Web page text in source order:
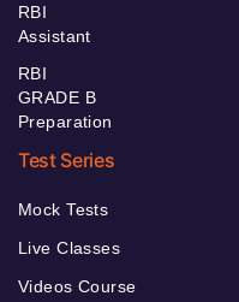
RBI
Assistant
RBI
GRADE B
Preparation
Test Series
Mock Tests
Live Classes
Videos Course